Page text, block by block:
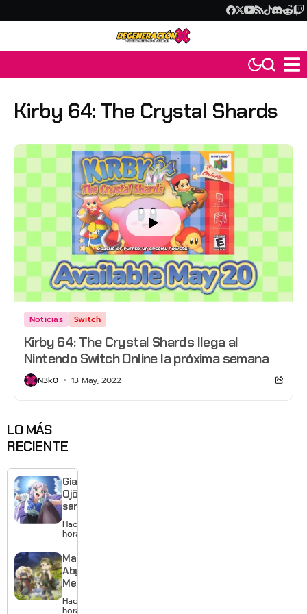
Kirby 64: The Crystal Shards
Noticias Switch
Kirby 64: The Crystal Shards llega al
Nintendo Switch Online la próxima semana
N3k0 13 May, 2022
LO MÁS
RECIENTE
Giant
Ojō-
sama
revela
visual y
estreno
para
enero de
Hace 18
horas
Made in
Abyss:
Mezameru
Shinpi
revela
Hace 20
horas